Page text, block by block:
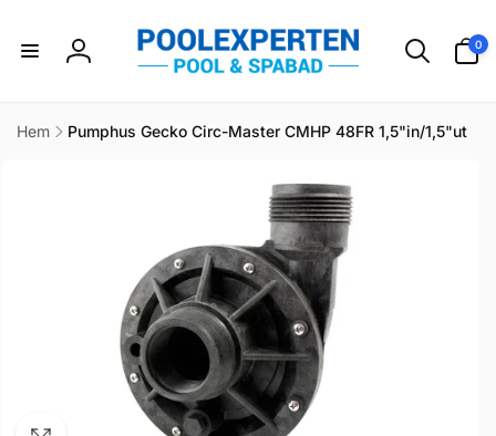
innehåll
Logga
0
artiklar
Hem
Pumphus Gecko Circ-Master CMHP 48FR 1,5"in/1,5"ut